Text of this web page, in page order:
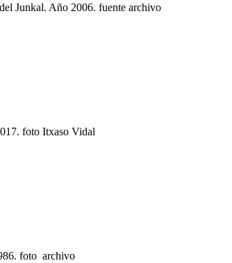
Junkal. Año 2006. fuente archivo
foto Itxaso Vidal
foto archivo